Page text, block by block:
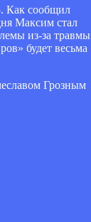
Как сообщил
Максим стал
из-за травмы
будет весьма
Грозным